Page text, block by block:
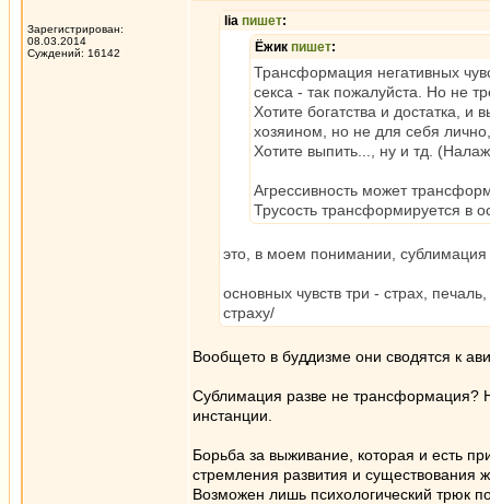
Зарегистрирован:
08.03.2014
Суждений: 16142
lia пишет:
Ёжик пишет:
Трансформация негативных
секса - так пожалуйста. Но не
Хотите богатства и достатка,
хозяином, но не для себя
Хотите выпить..., ну и тд.
Агрессивность может
Трусость трансформируется в
это, в моем понимании, сублимация
основных чувств три - страх,
страху/
Вообщето в буддизме они сводятся к
Сублимация разве не трансформация?
инстанции.
Борьба за выживание, которая и есть
стремления развития и существования
Возможен лишь психологический трюк